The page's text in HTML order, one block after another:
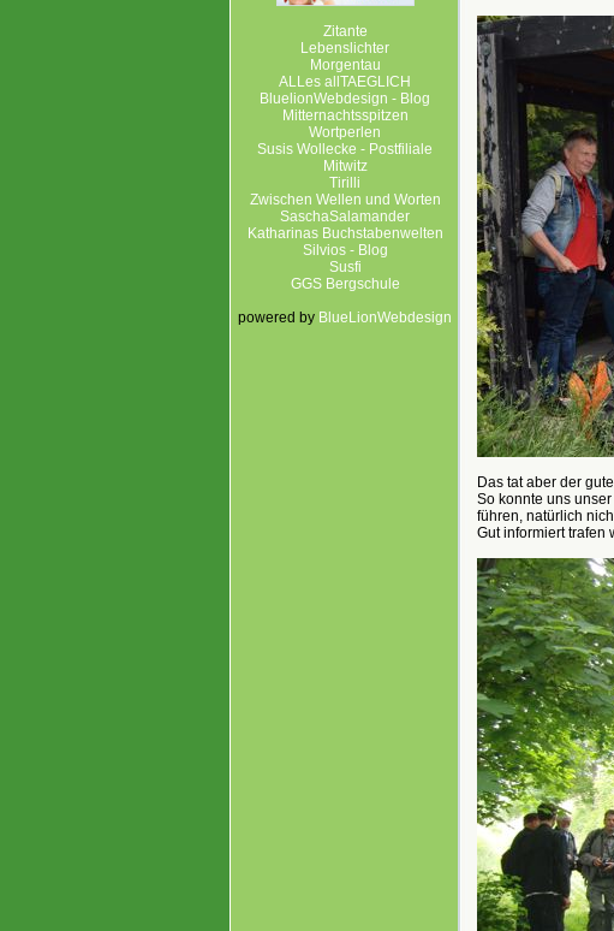
Zitante
Lebenslichter
Morgentau
ALLes allTAEGLICH
BluelionWebdesign - Blog
Mitternachtsspitzen
Wortperlen
Susis Wollecke - Postfiliale
Mitwitz
Tirilli
Zwischen Wellen und Worten
SaschaSalamander
Katharinas Buchstabenwelten
Silvios - Blog
Susfi
GGS Bergschule
powered by BlueLionWebdesign
Das tat aber der
So konnte uns
führen, natürlich
Gut informiert trafen